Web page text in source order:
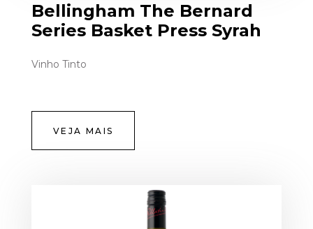
Bellingham The Bernard
Series Basket Press Syrah
Vinho Tinto
VEJA MAIS